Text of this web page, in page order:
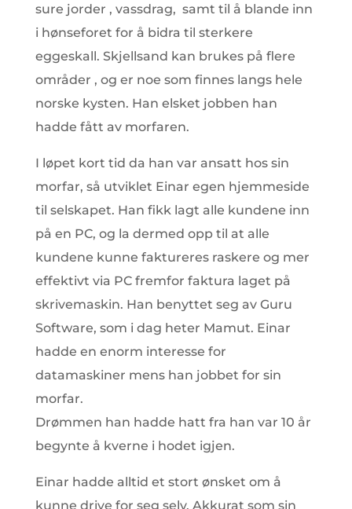
sure jorder , vassdrag, samt til å blande inn
i hønseforet for å bidra til sterkere
eggeskall. Skjellsand kan brukes på flere
områder , og er noe som finnes langs hele
norske kysten. Han elsket jobben han
hadde fått av morfaren.
I løpet kort tid da han var ansatt hos sin
morfar, så utviklet Einar egen hjemmeside
til selskapet. Han fikk lagt alle kundene inn
på en PC, og la dermed opp til at alle
kundene kunne faktureres raskere og mer
effektivt via PC fremfor faktura laget på
skrivemaskin. Han benyttet seg av Guru
Software, som i dag heter Mamut. Einar
hadde en enorm interesse for
datamaskiner mens han jobbet for sin
morfar.
Drømmen han hadde hatt fra han var 10 år
begynte å kverne i hodet igjen.
Einar hadde alltid et stort ønsket om å
kunne drive for seg selv. Akkurat som sin